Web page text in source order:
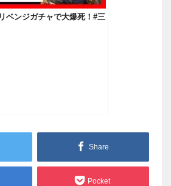
ベンジガチャで大爆死！#三
Share
Pocket